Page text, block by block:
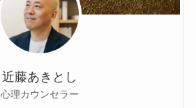
近藤あきとし
心理カウンセラー